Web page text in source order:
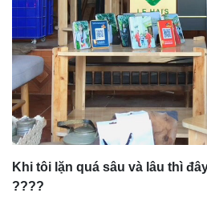
Khi tôi lặn quá sâu và lâu thì
????